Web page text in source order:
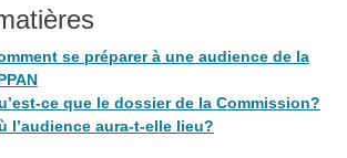
se préparer à une audience de la
ce que le dossier de la Commission?
l’audience aura-t-elle lieu?